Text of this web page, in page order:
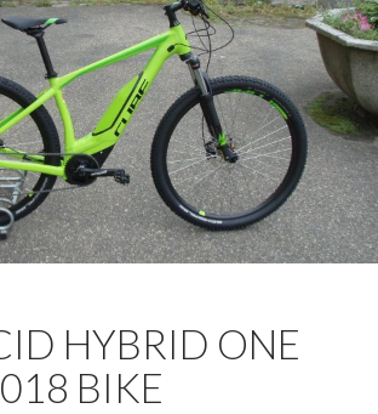
HYBRID ONE
BIKE